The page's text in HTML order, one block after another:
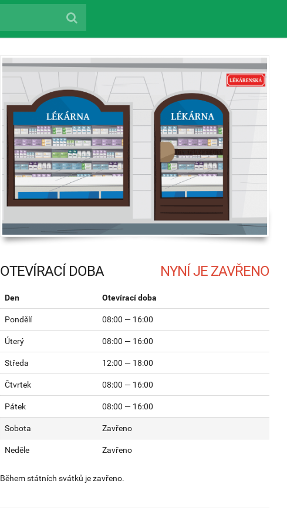
OTEVÍRACÍ DOBA
Den Otevírací doba
Pondělí 08:00 — 16:00
Úterý 08:00 — 16:00
Středa 12:00 — 18:00
Čtvrtek 08:00 — 16:00
Pátek 08:00 — 16:00
Sobota Zavřeno
Neděle Zavřeno
Během státních svátků je zavřeno.